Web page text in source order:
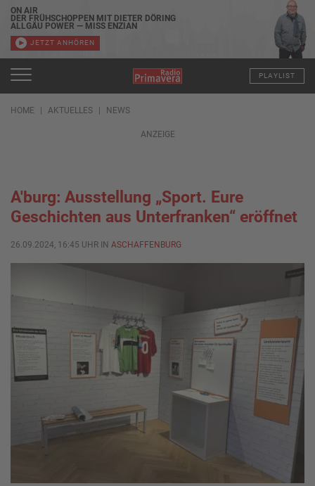
ON AIR
DER FRÜHSCHOPPEN MIT DIETER DÖRING
ALLGÄU POWER — MISS ENZIAN
JETZT ANHÖREN
PLAYLIST
HOME AKTUELLES NEWS
ANZEIGE
A'burg: Ausstellung „Sport. Eure
Geschichten aus Unterfranken“ eröffnet
26.09.2024, 16:45 UHR IN ASCHAFFENBURG